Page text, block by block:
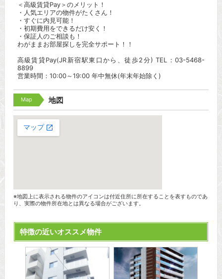
＜高級賃貸Pay＞のメリット！
・人気エリアの物件がたくさん！
・すぐに内見可能！
・初期費用をできるだけ安く！
・保証人のご相談も！
わがままお部屋探しを完全サポート！！
高級賃貸Pay(JR新宿駅東口から、徒歩2分) TEL：03-5468-
8899
営業時間：10:00～19:00 年中無休(年末年始除く)
Map 地図
※地図上に表示される物件のアイコンは付近住所に所在することを表すものであ
り、実際の物件所在地とは異なる場合がございます。
特徴の近いオススメ物件